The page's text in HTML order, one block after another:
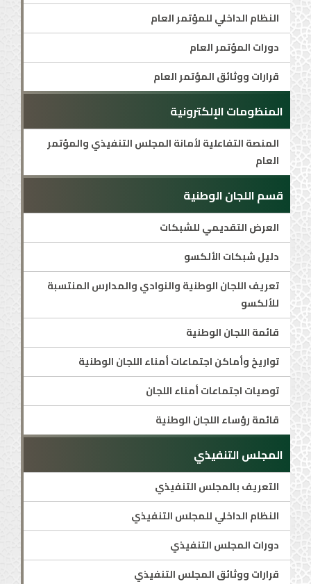
النظام الداخلي للمؤتمر العام
دورات المؤتمر العام
قرارات ووثائق المؤتمر العام
المنظومات الإلكترونية
المنصة التفاعلية لأمانة المجلس التنفيذي والمؤتمر
العام
قسم اللجان الوطنية
العرض التقديمي للشبكات
دليل شبكات الألكسو
تعريف اللجان الوطنية والنوادي والمدارس المنتسبة
للألكسو
قائمة اللجان الوطنية
تواريخ وأماكن اجتماعات أمناء اللجان الوطنية
توصيات اجتماعات أمناء اللجان
قائمة رؤساء اللجان الوطنية
المجلس التنفيذي
التعريف بالمجلس التنفيذي
النظام الداخلي للمجلس التنفيذي
دورات المجلس التنفيذي
قرارات ووثائق المجلس التنفيذي